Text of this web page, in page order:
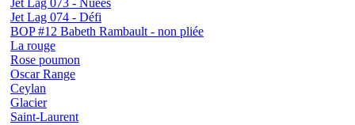
Jet Lag 074 - Défi
BOP #12 Babeth Rambault - non pliée
La rouge
Rose poumon
Oscar Range
Ceylan
Glacier
Saint-Laurent